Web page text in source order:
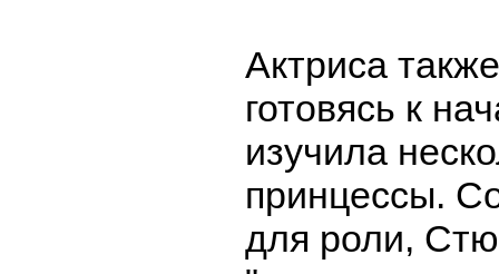
Актриса
готовясь к
изучила
принцессы.
для роли,